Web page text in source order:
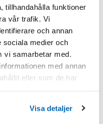
tillhandahålla funktioner
vår trafik. Vi
och annan
sociala medier och
vi samarbetar med.
med annan
eller som de har
Visa detaljer
väl och ser
att ta loss för
värme och eko
balkongens
under heta dagar.